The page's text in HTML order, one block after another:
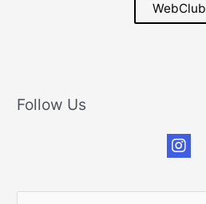
WebClub
Follow Us